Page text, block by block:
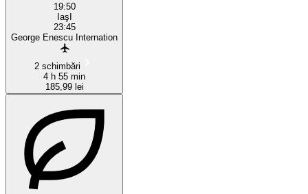
19:50
IaşI
23:45
George Enescu Internation
2 schimbări
4 h 55 min
185,99 lei